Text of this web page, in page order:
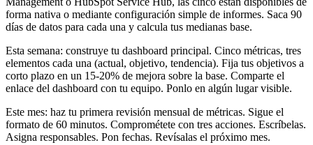
forma nativa o mediante configuración simple de informes. Saca 90
días de datos para cada una y calcula tus medianas base.
Esta semana: construye tu dashboard principal. Cinco métricas, tres
elementos cada una (actual, objetivo, tendencia). Fija tus objetivos a
corto plazo en un 15-20% de mejora sobre la base. Comparte el
enlace del dashboard con tu equipo. Ponlo en algún lugar visible.
Este mes: haz tu primera revisión mensual de métricas. Sigue el
formato de 60 minutos. Comprométete con tres acciones. Escríbelas.
Asigna responsables. Pon fechas. Revísalas el próximo mes.